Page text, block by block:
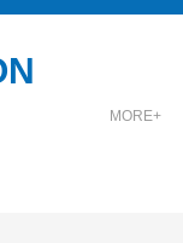
MORE+